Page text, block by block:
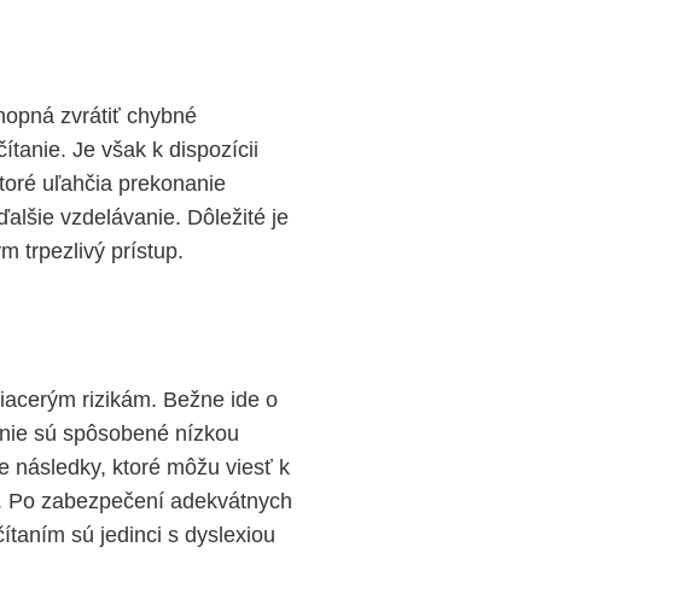
zvrátiť chybné
Je však k dispozícii
uľahčia prekonanie
vzdelávanie. Dôležité je
trpezlivý prístup.
rizikám. Bežne ide o
sú spôsobené nízkou
následky, ktoré môžu viesť k
zabezpečení adekvátnych
sú jedinci s dyslexiou